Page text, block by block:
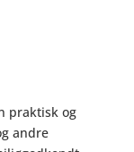
praktisk og
andre